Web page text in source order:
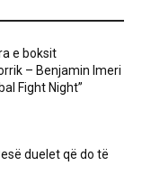
e boksit
– Benjamin Imeri
Fight Night”
duelet që do të